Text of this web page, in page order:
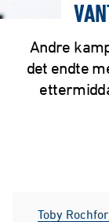
Andre
det endte
Toby